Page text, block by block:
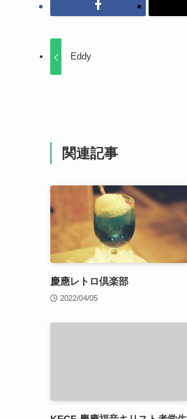
Eddy
関連記事
慶應レトロ倶楽部
2022/04/05